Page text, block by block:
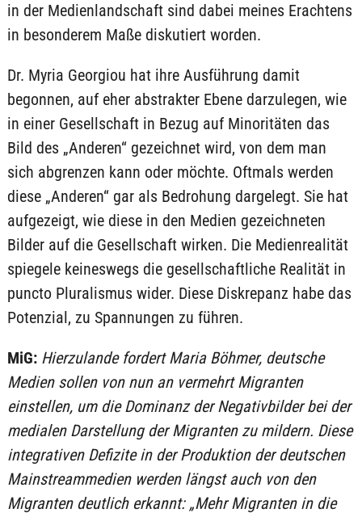
in der Medienlandschaft sind dabei meines Erachtens
in besonderem Maße diskutiert worden.
Dr. Myria Georgiou hat ihre Ausführung damit
begonnen, auf eher abstrakter Ebene darzulegen, wie
in einer Gesellschaft in Bezug auf Minoritäten das
Bild des „Anderen“ gezeichnet wird, von dem man
sich abgrenzen kann oder möchte. Oftmals werden
diese „Anderen“ gar als Bedrohung dargelegt. Sie hat
aufgezeigt, wie diese in den Medien gezeichneten
Bilder auf die Gesellschaft wirken. Die Medienrealität
spiegele keineswegs die gesellschaftliche Realität in
puncto Pluralismus wider. Diese Diskrepanz habe das
Potenzial, zu Spannungen zu führen.
MiG: Hierzulande fordert Maria Böhmer, deutsche
Medien sollen von nun an vermehrt Migranten
einstellen, um die Dominanz der Negativbilder bei der
medialen Darstellung der Migranten zu mildern. Diese
integrativen Defizite in der Produktion der deutschen
Mainstreammedien werden längst auch von den
Migranten deutlich erkannt: „Mehr Migranten in die